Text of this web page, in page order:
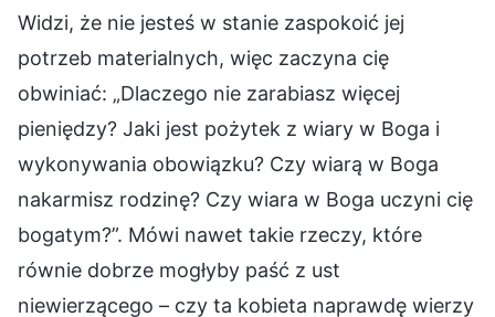
Widzi, że nie jesteś w stanie zaspokoić jej
potrzeb materialnych, więc zaczyna cię
obwiniać: „Dlaczego nie zarabiasz więcej
pieniędzy? Jaki jest pożytek z wiary w Boga i
wykonywania obowiązku? Czy wiarą w Boga
nakarmisz rodzinę? Czy wiara w Boga uczyni cię
bogatym?”. Mówi nawet takie rzeczy, które
równie dobrze mogłyby paść z ust
niewierzącego – czy ta kobieta naprawdę wierzy